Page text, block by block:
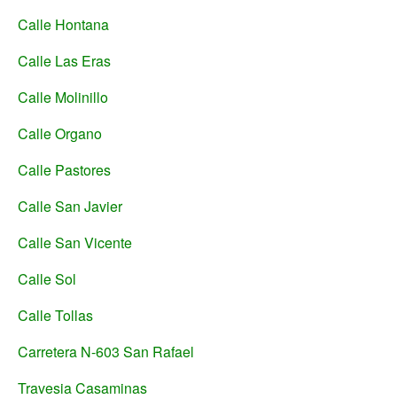
Calle Hontana
Calle Las Eras
Calle Molinillo
Calle Organo
Calle Pastores
Calle San Javier
Calle San Vicente
Calle Sol
Calle Tollas
Carretera N-603 San Rafael
Travesia Casaminas